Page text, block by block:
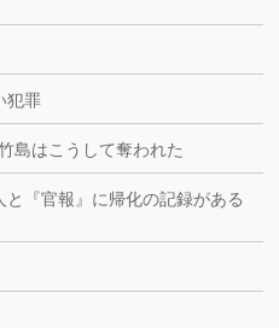
犯罪
島はこうして奪われた
『官報』に帰化の記録がある